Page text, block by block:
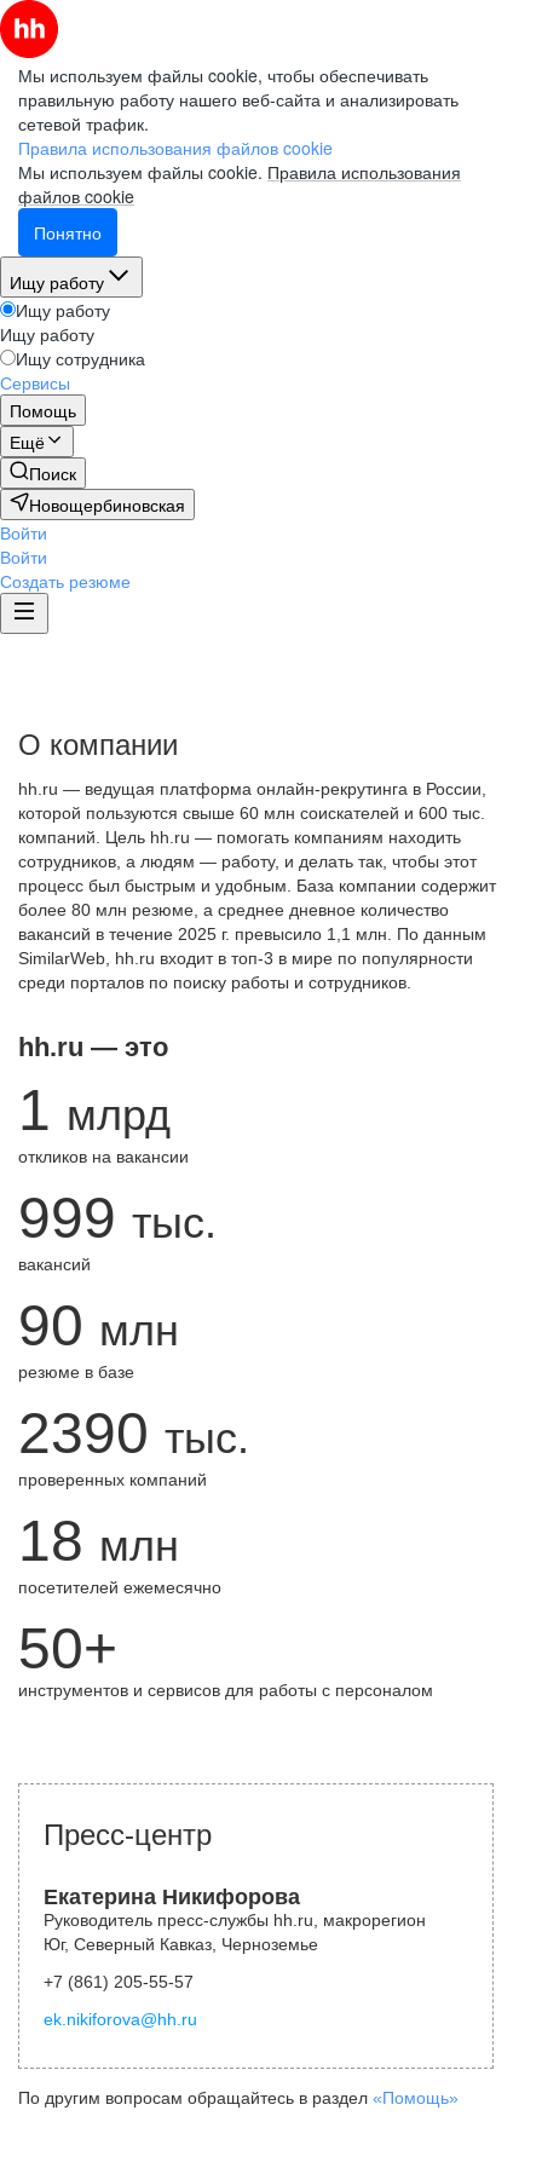
Мы используем файлы cookie, чтобы обеспечивать
правильную работу нашего веб-сайта и анализировать
сетевой трафик.
Правила использования файлов cookie
Мы используем файлы cookie. Правила использования
файлов cookie
Понятно
Ищу работу
Ищу работу
Ищу работу
Ищу сотрудника
Сервисы
Помощь
Ещё
Поиск
Новощербиновская
Войти
Войти
Создать резюме
О компании
hh.ru — ведущая платформа онлайн-рекрутинга в России,
которой пользуются свыше 60 млн соискателей и 600 тыс.
компаний. Цель hh.ru — помогать компаниям находить
сотрудников, а людям — работу, и делать так, чтобы этот
процесс был быстрым и удобным. База компании содержит
более 80 млн резюме, а среднее дневное количество
вакансий в течение 2025 г. превысило 1,1 млн. По данным
SimilarWeb, hh.ru входит в топ-3 в мире по популярности
среди порталов по поиску работы и сотрудников.
hh.ru — это
1 млрд
откликов на вакансии
999 тыс.
вакансий
90 млн
резюме в базе
2390 тыс.
проверенных компаний
18 млн
посетителей ежемесячно
50+
инструментов и сервисов для работы с персоналом
Пресс-центр
Екатерина Никифорова
Руководитель пресс-службы hh.ru, макрорегион
Юг, Северный Кавказ, Черноземье
+7 (861) 205-55-57
ek.nikiforova@hh.ru
По другим вопросам обращайтесь в раздел «Помощь»